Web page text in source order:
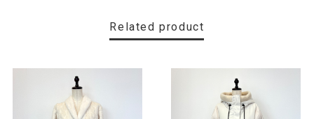
Related product